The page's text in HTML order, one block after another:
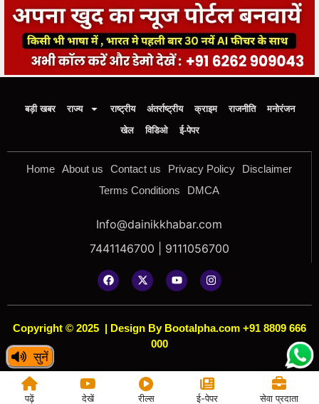
सुनें
बड़ी खबर राज्य राष्ट्रीय अंतर्राष्ट्रीय क्राइम राजनीति
मनोरंजन
खेल
विडिओ ई-पेपर
Home About us Contact us Privacy Policy
Disclaimer
Terms Conditions
DMCA
Info@dainikkhabar.com
7441146700 | 9111056700
Copyright © 2025 | Design By Bootalpha.com +91 8809 666
000
पढ़ें देखें रील्स ई-पेपर सेवा प्रदाता